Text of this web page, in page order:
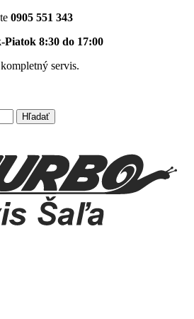
0905 551 343
Piatok 8:30 do 17:00
servis.